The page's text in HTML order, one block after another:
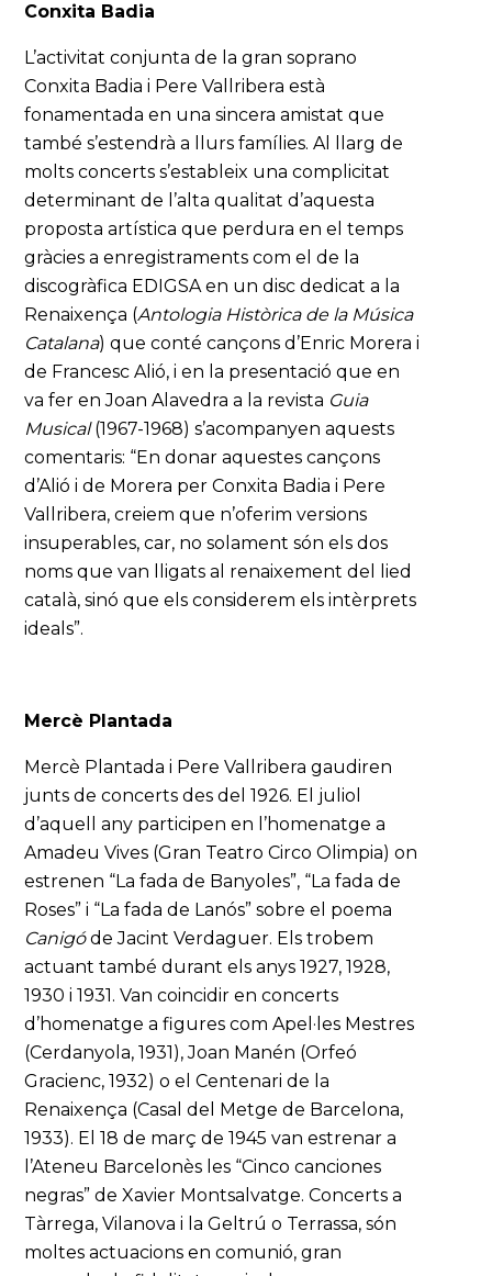
Conxita Badia
L’activitat conjunta de la gran soprano
Conxita Badia i Pere Vallribera està
fonamentada en una sincera amistat que
també s’estendrà a llurs famílies. Al llarg de
molts concerts s’estableix una complicitat
determinant de l’alta qualitat d’aquesta
proposta artística que perdura en el temps
gràcies a enregistraments com el de la
discogràfica EDIGSA en un disc dedicat a la
Renaixença (Antologia Històrica de la Música
Catalana) que conté cançons d’Enric Morera i
de Francesc Alió, i en la presentació que en
va fer en Joan Alavedra a la revista Guia
Musical(1967-1968) s’acompanyen aquests
comentaris: “En donar aquestes cançons
d’Alió i de Morera per Conxita Badia i Pere
Vallribera, creiem que n’oferim versions
insuperables, car, no solament són els dos
noms que van lligats al renaixement del lied
català, sinó que els considerem els intèrprets
ideals”.
Mercè Plantada
Mercè Plantada i Pere Vallribera gaudiren
junts de concerts des del 1926. El juliol
d’aquell any participen en l’homenatge a
Amadeu Vives (Gran Teatro Circo Olimpia) on
estrenen “La fada de Banyoles”, “La fada de
Roses” i “La fada de Lanós” sobre el poema
Canigóde Jacint Verdaguer. Els trobem
actuant també durant els anys 1927, 1928,
1930 i 1931. Van coincidir en concerts
d’homenatge a figures com Apel·les Mestres
(Cerdanyola, 1931), Joan Manén (Orfeó
Gracienc, 1932) o el Centenari de la
Renaixença (Casal del Metge de Barcelona,
1933). El 18 de març de 1945 van estrenar a
l’Ateneu Barcelonès les “Cinco canciones
negras” de Xavier Montsalvatge. Concerts a
Tàrrega, Vilanova i la Geltrú o Terrassa, són
moltes actuacions en comunió, gran